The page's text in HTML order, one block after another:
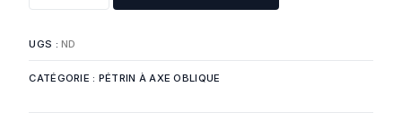
UGS :ND
CATÉGORIE : PÉTRIN À AXE OBLIQUE